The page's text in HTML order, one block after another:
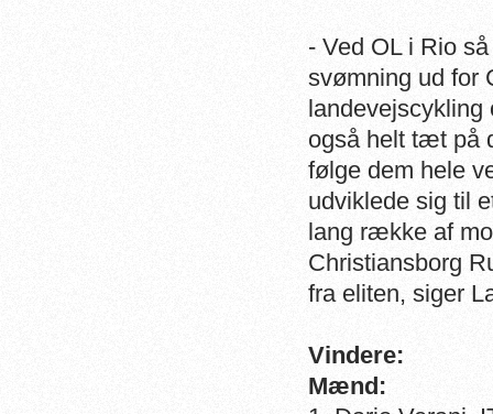
- Ved OL i Rio
svømning ud for
landevejscykling
også helt tæt på
følge dem hele
udviklede sig til
lang række af
Christiansborg
fra eliten, siger
Vindere:
Mænd: